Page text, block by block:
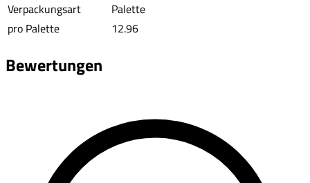
Verpackungsart
Palette
pro Palette
12.96
Bewertungen